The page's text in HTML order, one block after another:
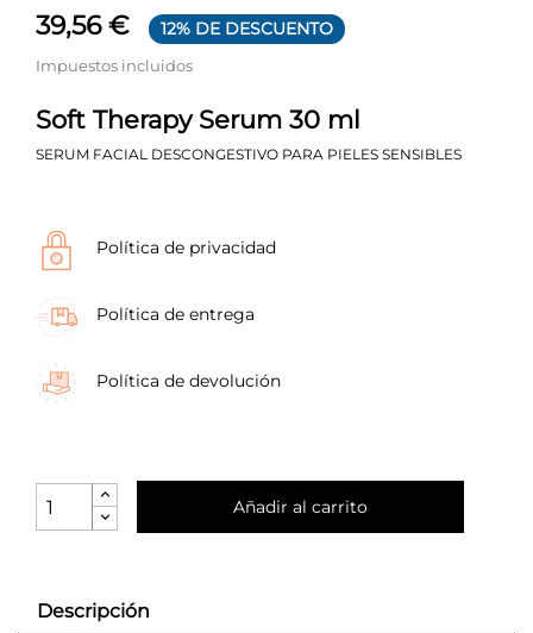
39,56 € 12% DE DESCUENTO
Impuestos incluidos
Soft Therapy Serum 30 ml
SERUM FACIAL DESCONGESTIVO PARA PIELES SENSIBLES
Política de privacidad
Política de entrega
Política de devolución
Añadir al carrito
Descripción